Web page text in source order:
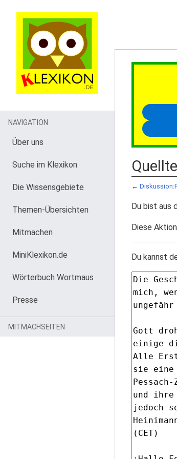
←
Du bist aus
Diese
Du kannst
NAVIGATION
Über uns
Suche im Klexikon
Die Wissensgebiete
Themen-Übersichten
Mitmachen
MiniKlexikon.de
Wörterbuch Wortmaus
Presse
MITMACHSEITEN